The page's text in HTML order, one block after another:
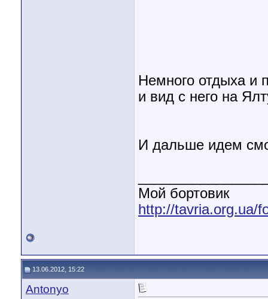
Немного отдыха и
и вид с него на
И дальше идем
Мой бортовик
http://tavria.org.ua/
13.06.2012, 15:22
Antonyo